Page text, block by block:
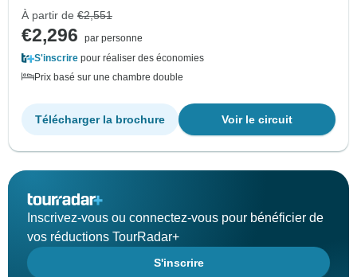
À partir de €2,551
€2,296
par personne
S'inscrire pour réaliser des économies
Prix basé sur une chambre double
Voir le circuit
Télécharger la brochure
Inscrivez-vous ou connectez-vous pour bénéficier de
vos réductions TourRadar+
S'inscrire